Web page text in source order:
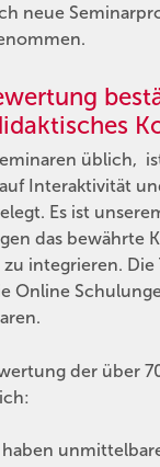
neue
üblich,
auf Interaktivität
Es ist
das bewährte
integrieren. Die
Online
der über